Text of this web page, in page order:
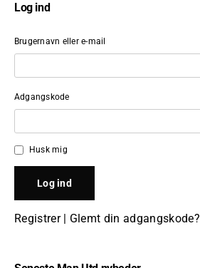
Log ind
Brugernavn eller e-mail
Adgangskode
Husk mig
Registrer| Glemt din adgangskode?